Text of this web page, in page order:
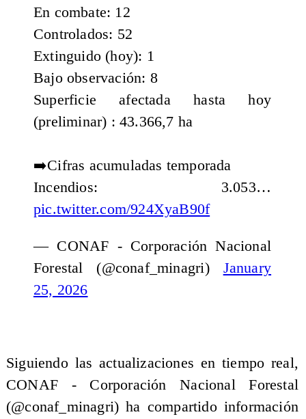
En combate: 12
Controlados: 52
Extinguido (hoy): 1
Bajo observación: 8
Superficie afectada hasta hoy
(preliminar) : 43.366,7 ha
➡️Cifras acumuladas temporada
Incendios: 3.053…
pic.twitter.com/924XyaB90f
— CONAF - Corporación Nacional
Forestal (@conaf_minagri) January
25, 2026
Siguiendo las actualizaciones en tiempo real,
CONAF - Corporación Nacional Forestal
(@conaf_minagri) ha compartido información